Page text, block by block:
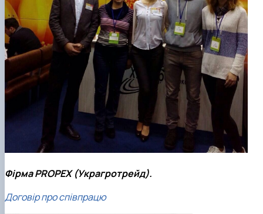
Фірма PROPEX (Украгротрейд).
Договір про співпрацю